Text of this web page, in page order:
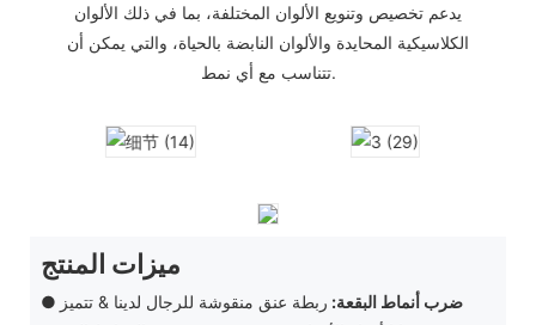
يدعم تخصيص وتنويع الألوان المختلفة، بما في ذلك الألوان
الكلاسيكية المحايدة والألوان النابضة بالحياة، والتي يمكن أن
تتناسب مع أي نمط.
ميزات المنتج
● ضرب أنماط البقعة: ربطة عنق منقوشة للرجال لدينا & تتميز